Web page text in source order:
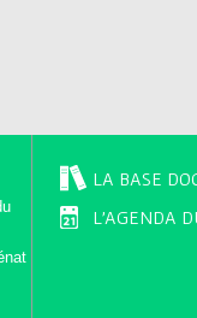
LA BASE
L'AGENDA